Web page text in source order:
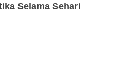
Selama Sehari